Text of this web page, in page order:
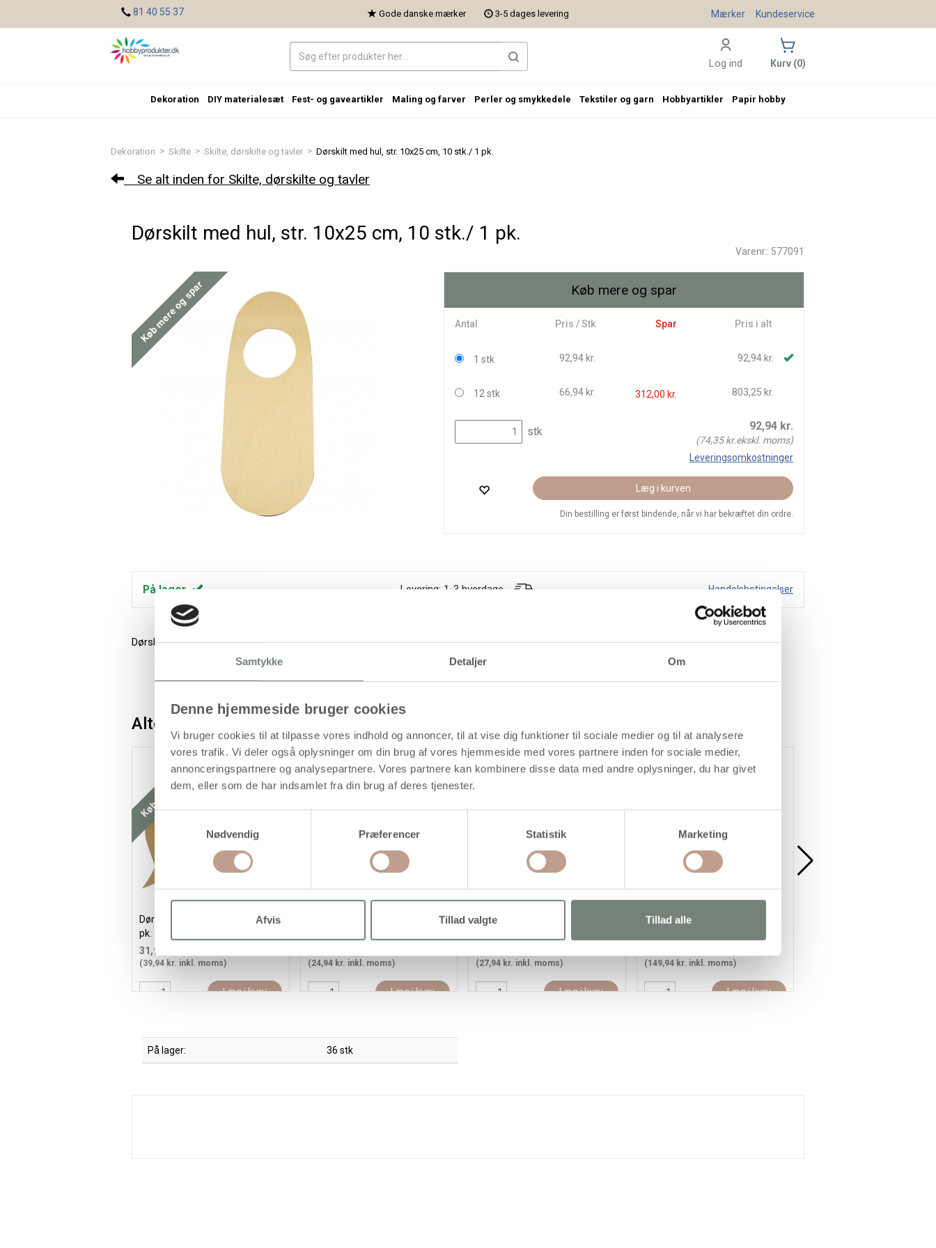
Samtykke Detaljer Om
Denne hjemmeside bruger cookies
Vi bruger cookies til at tilpasse vores indhold og annoncer, til at vise dig funktioner til sociale medier og til at analysere
vores trafik. Vi deler også oplysninger om din brug af vores hjemmeside med vores partnere inden for sociale medier,
annonceringspartnere og analysepartnere. Vores partnere kan kombinere disse data med andre oplysninger, du har givet
dem, eller som de har indsamlet fra din brug af deres tjenester.
Samtykkevalg
Nødvendig
Præferencer Statistik Marketing
Afvis Tillad valgte Tillad alle
Dekoration > Skilte > Skilte, dørskilte og tavler > Dørskilt med hul, str. 10x25 cm, 10 stk./ 1 pk.
Se alt inden for Skilte, dørskilte og tavler
Dørskilt med hul, str. 10x25 cm, 10 stk./ 1 pk.
Varenr.: 577091
Køb mere og spar Køb mere og spar
Antal Pris / Stk Spar Pris i alt
1 stk 92,94 kr. 92,94 kr.
12 stk 66,94 kr. 312,00 kr. 803,25 kr.
stk 92,94kr.
(74,35kr.ekskl. moms)
Leveringsomkostninger
Læg i kurven
Din bestilling er først bindende, når vi har bekræftet din ordre.
På lager Levering: 1-3 hverdage Handelsbetingelser
Dørskilt i tyndt træfinér
Alternativer
Køb mere og spar
Dørskilte, str. 10x25 cm, 6 stk./ 1
pk.
31,95 kr.
(39,94 kr. inkl. moms)
Læg i kurv
(24,94 kr. inkl. moms)
Læg i kurv
Træskilt, str. 10x30 cm, tykkelse
(27,94 kr. inkl. moms)
Læg i kurv
Køb mere og spar
Sandwichskilt, H: 40 cm, B: 26
(149,94 kr. inkl. moms)
Læg i kurv
På lager: 36 stk
81 40 55 37 Gode danske mærker 3-5 dages levering Kundeservice
Mærker
Log ind Kurv (0)
Dekoration DIY materialesæt Fest- og gaveartikler Maling og farver Perler og smykkedele Tekstiler og garn Hobbyartikler Papir hobby